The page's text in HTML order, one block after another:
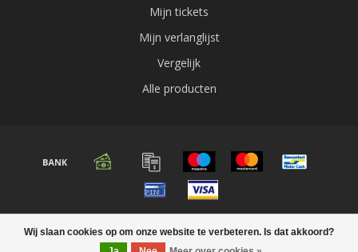
Wij slaan cookies op om onze website te verbeteren. Is dat akkoord?
Mijn tickets
Mijn verlanglijst
Vergelijk
Alle producten
© Copyright 2026 Audio expert